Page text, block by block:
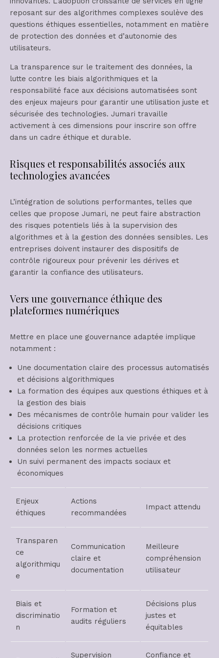
reposant sur des algorithmes complexes soulève des
questions éthiques essentielles, notamment en matière
de protection des données et d’autonomie des
utilisateurs.
La transparence sur le traitement des données, la
lutte contre les biais algorithmiques et la
responsabilité face aux décisions automatisées sont
des enjeux majeurs pour garantir une utilisation juste et
sécurisée des technologies. Jumari travaille
activement à ces dimensions pour inscrire son offre
dans un cadre éthique et durable.
Risques et responsabilités associés aux
technologies avancées
L’intégration de solutions performantes, telles que
celles que propose Jumari, ne peut faire abstraction
des risques potentiels liés à la supervision des
algorithmes et à la gestion des données sensibles. Les
entreprises doivent instaurer des dispositifs de
contrôle rigoureux pour prévenir les dérives et
garantir la confiance des utilisateurs.
Vers une gouvernance éthique des
plateformes numériques
Mettre en place une gouvernance adaptée implique
notamment :
Une documentation claire des processus automatisés
et décisions algorithmiques
La formation des équipes aux questions éthiques et à
la gestion des biais
Des mécanismes de contrôle humain pour valider les
décisions critiques
La protection renforcée de la vie privée et des
données selon les normes actuelles
Un suivi permanent des impacts sociaux et
économiques
Enjeux
éthiques
Actions
recommandées
Impact attendu
Transparen
ce
algorithmiqu
e
Communication
claire et
documentation
Meilleure
compréhension
utilisateur
Biais et
discriminatio
n
Formation et
audits réguliers
Décisions plus
justes et
équitables
Supervision
Confiance et